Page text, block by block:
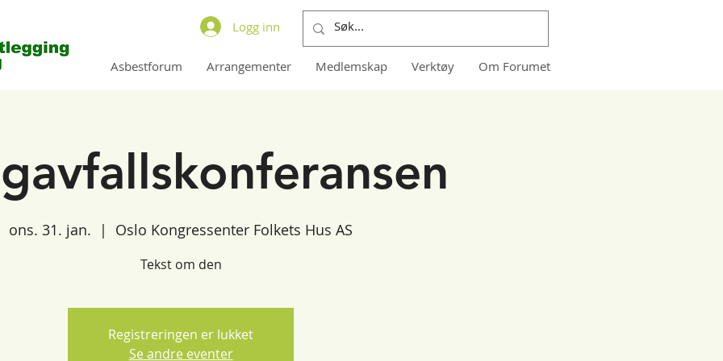
Logg inn
Asbestforum Arrangementer Medlemskap Verktøy Om Forumet
ons. 31. jan.
  |
Oslo Kongressenter Folkets Hus AS
Tekst om den
Registreringen er lukket
Se andre eventer